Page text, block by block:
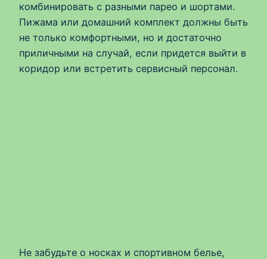
комбинировать с разными парео и шортами.
Пижама или домашний комплект должны быть
не только комфортными, но и достаточно
приличными на случай, если придется выйти в
коридор или встретить сервисный персонал.
Не забудьте о носках и спортивном белье,